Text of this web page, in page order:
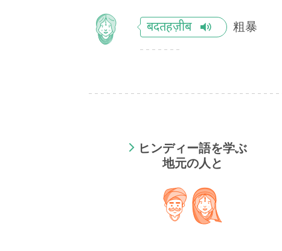
बदतहज़ीब 粗暴
ヒンディー語を学ぶ
地元の人と